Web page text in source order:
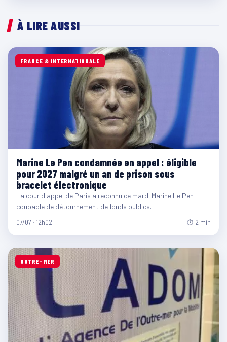
À LIRE AUSSI
FRANCE & INTERNATIONALE
Marine Le Pen condamnée en appel : éligible
pour 2027 malgré un an de prison sous
bracelet électronique
La cour d'appel de Paris a reconnu ce mardi Marine Le Pen
coupable de détournement de fonds publics…
07/07 · 12h02 ⏱ 2 min
OUTRE-MER